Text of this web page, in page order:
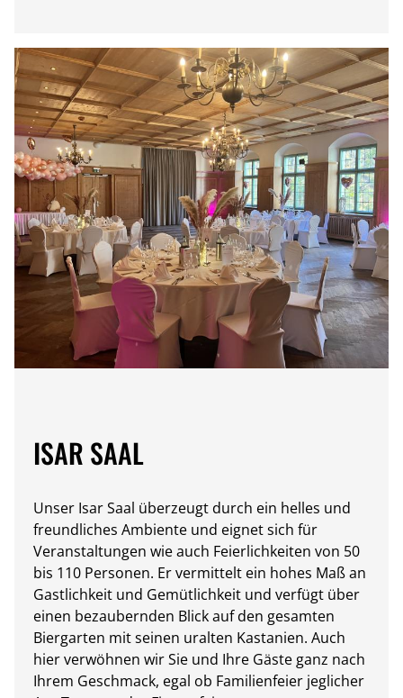
ISAR SAAL
Unser Isar Saal überzeugt durch ein helles und
freundliches Ambiente und eignet sich für
Veranstaltungen wie auch Feierlichkeiten von 50
bis 110 Personen. Er vermittelt ein hohes Maß an
Gastlichkeit und Gemütlichkeit und verfügt über
einen bezaubernden Blick auf den gesamten
Biergarten mit seinen uralten Kastanien. Auch
hier verwöhnen wir Sie und Ihre Gäste ganz nach
Ihrem Geschmack, egal ob Familienfeier jeglicher